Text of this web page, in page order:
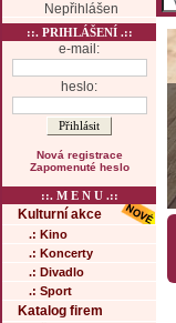
Nepřihlášen
::. PRIHLÁŠENÍ .::
e-mail:
heslo:
Nová registrace
Zapomenuté heslo
::. M E N U .::
Kulturní akce
.: Kino
.: Koncerty
.: Divadlo
.: Sport
Katalog firem